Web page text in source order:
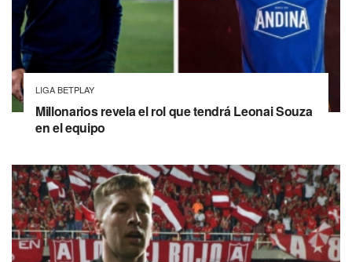
LIGA BETPLAY
Millonarios revela el rol que tendrá Leonai Souza
en el equipo